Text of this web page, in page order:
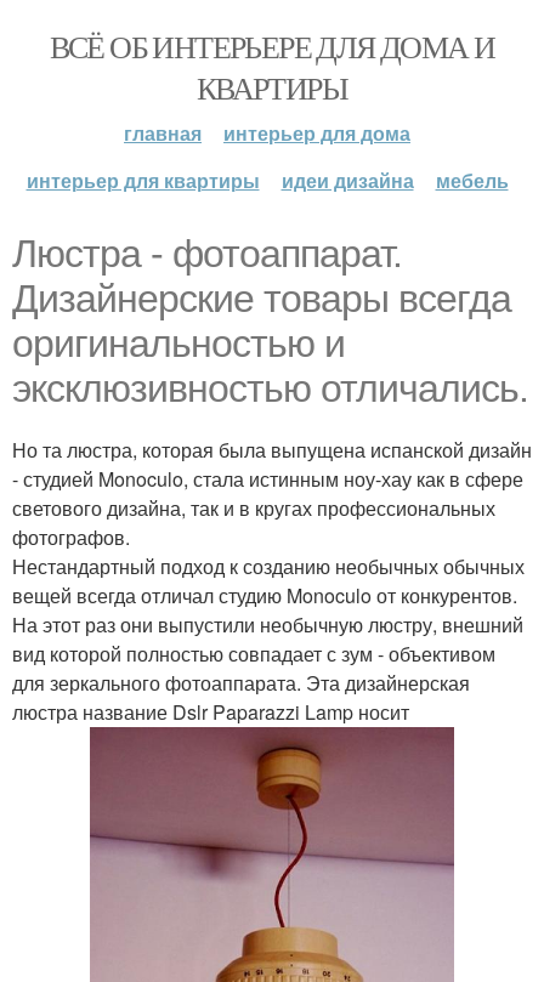
ВСЁ ОБ ИНТЕРЬЕРЕ ДЛЯ ДОМА И
КВАРТИРЫ
главная
интерьер для дома
интерьер для квартиры
идеи дизайна мебель
Люстра - фотоаппарат.
Дизайнерские товары всегда
оригинальностью и
эксклюзивностью отличались.
Но та люстра, которая была выпущена испанской дизайн
- студией Monoculo, стала истинным ноу-хау как в сфере
светового дизайна, так и в кругах профессиональных
фотографов.
Нестандартный подход к созданию необычных обычных
вещей всегда отличал студию Monoculo от конкурентов.
На этот раз они выпустили необычную люстру, внешний
вид которой полностью совпадает с зум - объективом
для зеркального фотоаппарата. Эта дизайнерская
люстра название Dslr Paparazzi Lamp носит